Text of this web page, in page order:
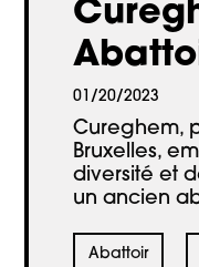
01/20/2023
Cureghem,
Bruxelles,
diversité et
un ancien
Abattoir